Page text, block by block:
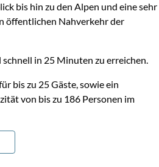
bis hin zu den Alpen und eine sehr
öffentlichen Nahverkehr der
in 25 Minuten zu erreichen.
bis zu 25 Gäste, sowie ein
von bis zu 186 Personen im